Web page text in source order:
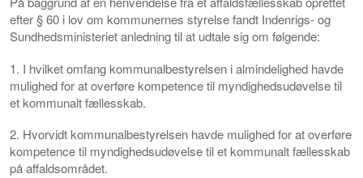
efter § 60 i lov om kommunernes styrelse fandt Indenrigs- og
Sundhedsministeriet anledning til at udtale sig om følgende:
1. I hvilket omfang kommunalbestyrelsen i almindelighed havde
mulighed for at overføre kompetence til myndighedsudøvelse til
et kommunalt fællesskab.
2. Hvorvidt kommunalbestyrelsen havde mulighed for at overføre
kompetence til myndighedsudøvelse til et kommunalt fællesskab
på affaldsområdet.